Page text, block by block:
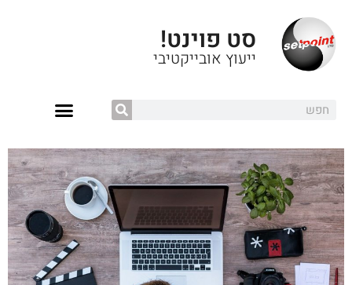
סט פוינט!
ייעוץ אובייקטיבי